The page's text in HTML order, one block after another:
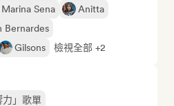
Marina Sena
Anitta
Bernardes
Gilsons 檢視全部 +2
」歌單